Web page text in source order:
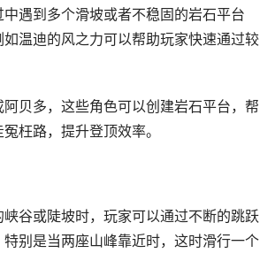
遇到多个滑坡或者不稳固的岩石平台
温迪的风之力可以帮助玩家快速通过较
贝多，这些角色可以创建岩石平台，帮
枉路，提升登顶效率。
谷或陡坡时，玩家可以通过不断的跳跃
别是当两座山峰靠近时，这时滑行一个